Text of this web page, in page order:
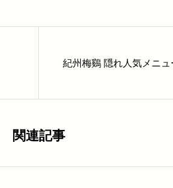
紀州梅鷄 隠れ人気メニュ
関連記事